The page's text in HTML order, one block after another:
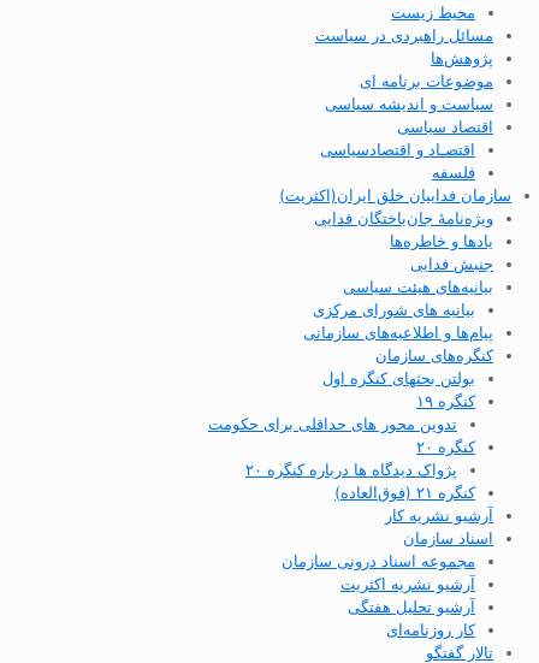
محیط زیست
مسائل راهبردی در سیاست
پژوهش‌ها
موضوعات برنامه ای
سیاست و اندیشه سیاسی
اقتصاد سیاسی
اقتصـاد و اقتصاد‌سیاسی
فلسفه
سازمان فداییان خلق ایران(اکثریت)
ویژه‌نامهٔ جان‌باختگان فدایی
یادها و خاطره‌ها
جنبش فدایی
بیانیه‌های هیئت سیاسی
بیانیه های شورای مرکزی
پیام‌ها و اطلاعیه‌های سازمانی
کنگره‌های سازمان
بولتن بحثهای کنگره اول
کنگره ۱۹
تدوین محور های حداقلی برای حکومت
کنگره ۲۰
پژواک دیدگاه ها درباره کنگره ۲۰
کنگره ۲۱ (فوق‌العاده)
آرشیو نشریه کار
اسناد سازمان
مجموعه اسناد درونی سازمان
آرشیو نشریه اکثریت
آرشیو تحلیل هفتگی
کار روزنامه‌ای
تالار گفتگو